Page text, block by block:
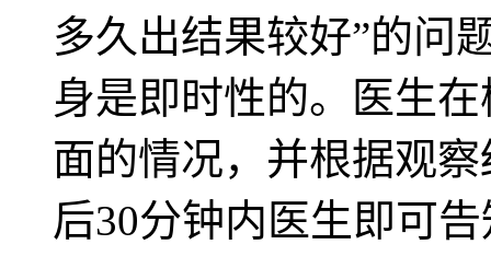
多久出结果较好”的问
身是即时性的。医生
面的情况，并根据观
后30分钟内医生即可